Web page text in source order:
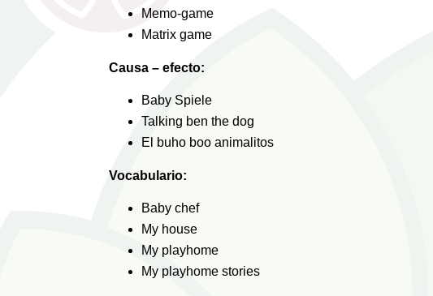
Memo-game
Matrix game
Causa – efecto:
Baby Spiele
Talking ben the dog
El buho boo animalitos
Vocabulario:
Baby chef
My house
My playhome
My playhome stories